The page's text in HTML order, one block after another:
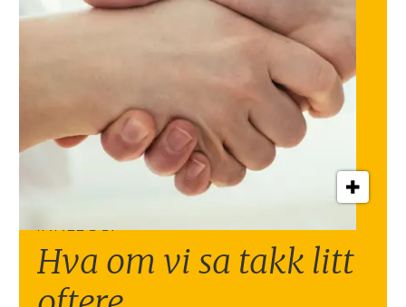
INNLEGG:
Hva om vi sa takk litt